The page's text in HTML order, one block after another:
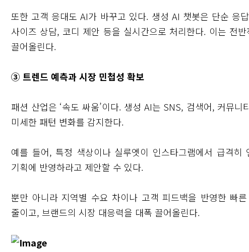
또한 고객 응대도 AI가 바꾸고 있다. 생성 AI 챗봇은 단순 응
사이즈 상담, 코디 제안 등을 실시간으로 처리한다. 이는 전
끌어올린다.
③ 트렌드 예측과 시장 민첩성 확보
패션 산업은 ‘속도 싸움’이다. 생성 AI는 SNS, 검색어, 커뮤
미세한 패턴 변화를 감지한다.
예를 들어, 특정 색상이나 실루엣이 인스타그램에서 급격
기획에 반영하라고 제안할 수 있다.
뿐만 아니라 지역별 수요 차이나 고객 피드백을 반영한 빠
줄이고, 브랜드의 시장 대응력을 대폭 끌어올린다.